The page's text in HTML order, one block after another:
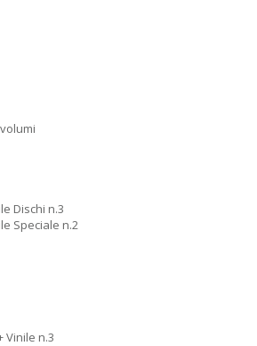
Dischi n.3
Speciale n.2
Vinile n.3